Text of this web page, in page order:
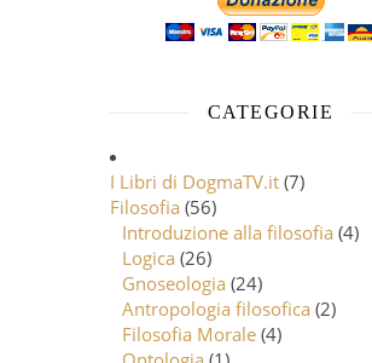
CATEGORIE
I Libri di DogmaTV.it (7)
Filosofia (56)
Introduzione alla filosofia (4)
Logica (26)
Gnoseologia (24)
Antropologia filosofica (2)
Filosofia Morale (4)